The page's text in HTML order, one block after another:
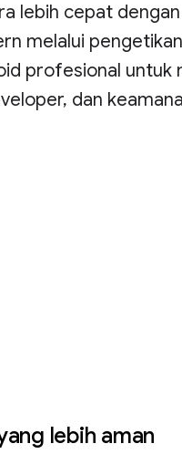
lebih cepat
melalui
profesional untuk
dan
lebih aman